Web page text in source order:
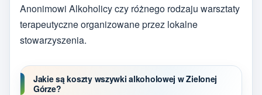
Anonimowi Alkoholicy czy różnego rodzaju warsztaty
terapeutyczne organizowane przez lokalne
stowarzyszenia.
Jakie są koszty wszywki alkoholowej w Zielonej
Górze?